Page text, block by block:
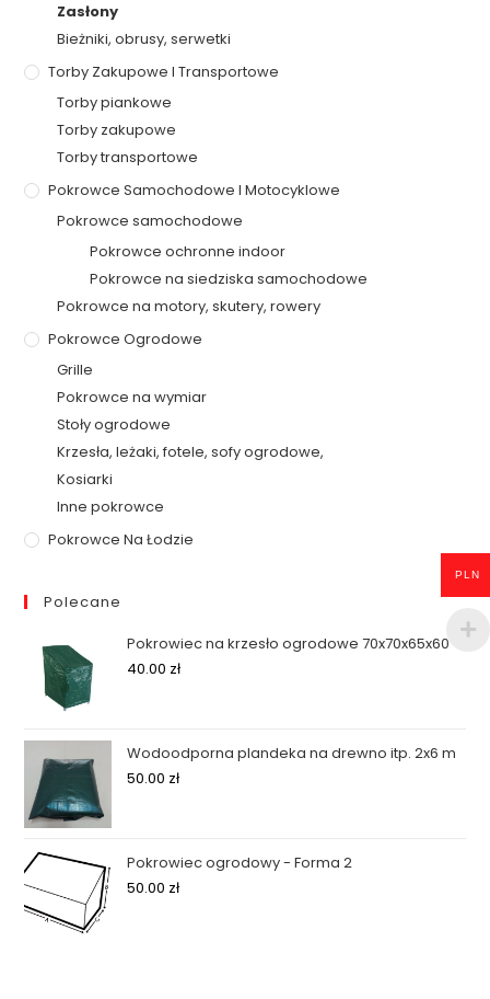
Zasłony
Bieżniki, obrusy, serwetki
Torby Zakupowe I Transportowe
Torby piankowe
Torby zakupowe
Torby transportowe
Pokrowce Samochodowe I Motocyklowe
Pokrowce samochodowe
Pokrowce ochronne indoor
Pokrowce na siedziska samochodowe
Pokrowce na motory, skutery, rowery
Pokrowce Ogrodowe
Grille
Pokrowce na wymiar
Stoły ogrodowe
Krzesła, leżaki, fotele, sofy ogrodowe,
Kosiarki
Inne pokrowce
Pokrowce Na Łodzie
Polecane
Pokrowiec na krzesło ogrodowe 70x70x65x60
40.00 zł
Wodoodporna plandeka na drewno itp. 2x6 m
50.00 zł
Pokrowiec ogrodowy - Forma 2
50.00 zł
PLN